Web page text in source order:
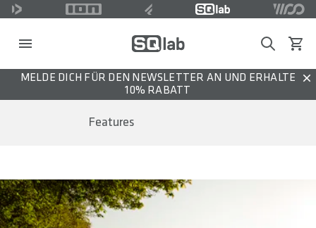
Search
MELDE DICH FÜR DEN NEWSLETTER AN UND ERHALTE
10% RABATT
Features